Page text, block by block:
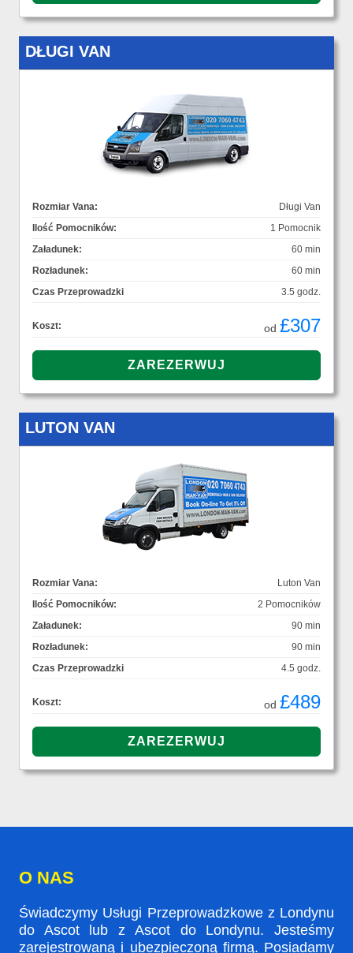
DŁUGI VAN
Rozmiar Vana:
Długi Van
Ilość Pomocników:
1 Pomocnik
Załadunek:
60 min
Rozładunek:
60 min
Czas Przeprowadzki
3.5 godz.
Koszt: od £307
LUTON VAN
Rozmiar Vana:
Luton Van
Ilość Pomocników:
2 Pomocników
Załadunek:
90 min
Rozładunek:
90 min
Czas Przeprowadzki
4.5 godz.
Koszt: od £489
O NAS
Świadczymy Usługi Przeprowadzkowe z Londynu
do Ascot lub z Ascot do Londynu. Jesteśmy
zarejestrowaną i ubezpieczoną firmą. Posiadamy